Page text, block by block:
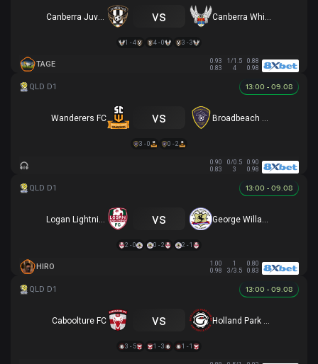
Canberra Juventus vs
1 - 4 4 - 0 3 - 3
TAGE 0.93 1/1.5
0.88
0.83
4 0.98
13:00 - 09.08
Wanderers FC vs
3 - 0 0 - 2
0.90 0/0.5
0.90
0.83
3 0.98
13:00 - 09.08
vs
2 - 0 0 - 2 2 - 1
HIRO 1.00 1
0.80
0.98
3/3.5 0.83
13:00 - 09.08
Caboolture FC vs
3 - 5 1 - 3 1 - 1